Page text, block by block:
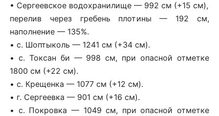
• Сергеевское водохранилище — 992 см (+15 см),
перелив через гребень плотины — 192 см,
наполнение — 135%.
• с. Шоптыколь — 1241 см (+34 см).
• с. Токсан би — 998 см, при опасной отметке
1800 см (+22 см).
• с. Крещенка — 1077 см (+12 см).
• г. Сергеевка — 901 см (+16 см).
• с. Покровка — 1049 см, при опасной отметке